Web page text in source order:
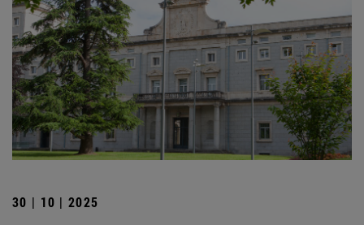
30 | 10 | 2025